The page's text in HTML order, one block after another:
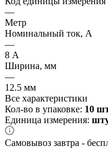
—
Метр
Номинальный ток, А
—
8 А
Ширина, мм
—
12.5 мм
Все характеристики
Кол-во в упаковке: 10
Единица измерения:
Самовывоз завтра -